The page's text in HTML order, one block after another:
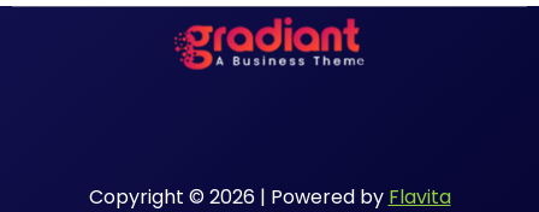
Copyright © 2026 | Powered by Flavita